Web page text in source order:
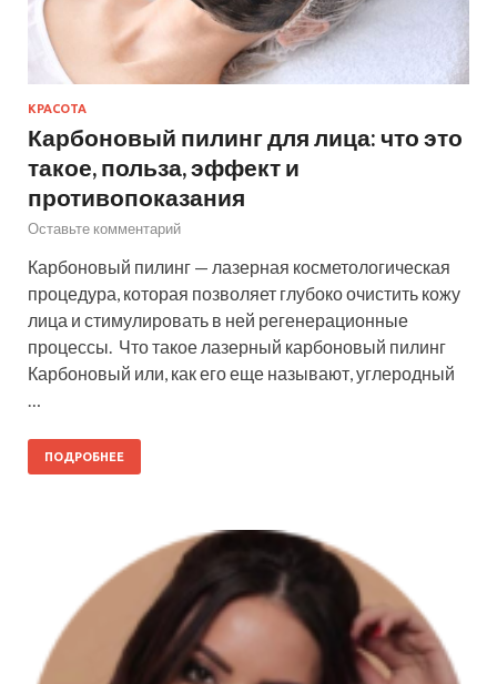
КРАСОТА
Карбоновый пилинг для лица: что это
такое, польза, эффект и
противопоказания
Оставьте комментарий
Карбоновый пилинг — лазерная косметологическая
процедура, которая позволяет глубоко очистить кожу
лица и стимулировать в ней регенерационные
процессы. Что такое лазерный карбоновый пилинг
Карбоновый или, как его еще называют, углеродный
…
ПОДРОБНЕЕ